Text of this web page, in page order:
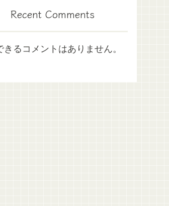
Recent Comments
きるコメントはありません。